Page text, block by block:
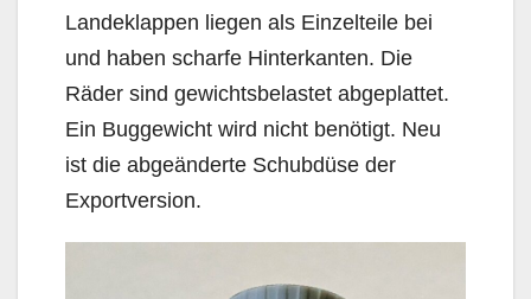
Landeklappen liegen als Einzelteile bei
und haben scharfe Hinterkanten. Die
Räder sind gewichtsbelastet abgeplattet.
Ein Buggewicht wird nicht benötigt. Neu
ist die abgeänderte Schubdüse der
Exportversion.